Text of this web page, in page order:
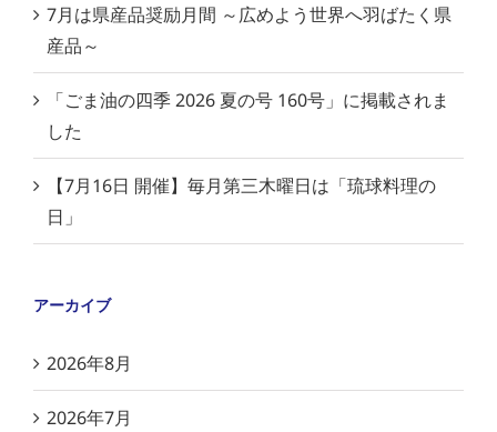
7月は県産品奨励月間 ～広めよう世界へ羽ばたく県
産品～
「ごま油の四季 2026 夏の号 160号」に掲載されま
した
【7月16日 開催】毎月第三木曜日は「琉球料理の
日」
アーカイブ
2026年8月
2026年7月